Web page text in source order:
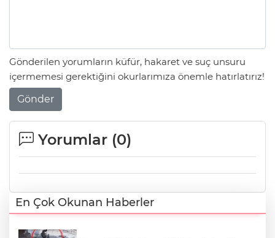
Gönderilen yorumların küfür, hakaret ve suç unsuru
içermemesi gerektiğini okurlarımıza önemle hatırlatırız!
Gönder
Yorumlar (0)
En Çok Okunan Haberler